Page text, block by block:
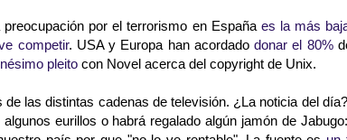
por el terrorismo en España es la más
competir. USA y Europa han acordado donar el 80%
pleito con Novel acerca del copyright de Unix.
las distintas cadenas de televisión. ¿La noticia del
eurillos o habrá regalado algún jamón de